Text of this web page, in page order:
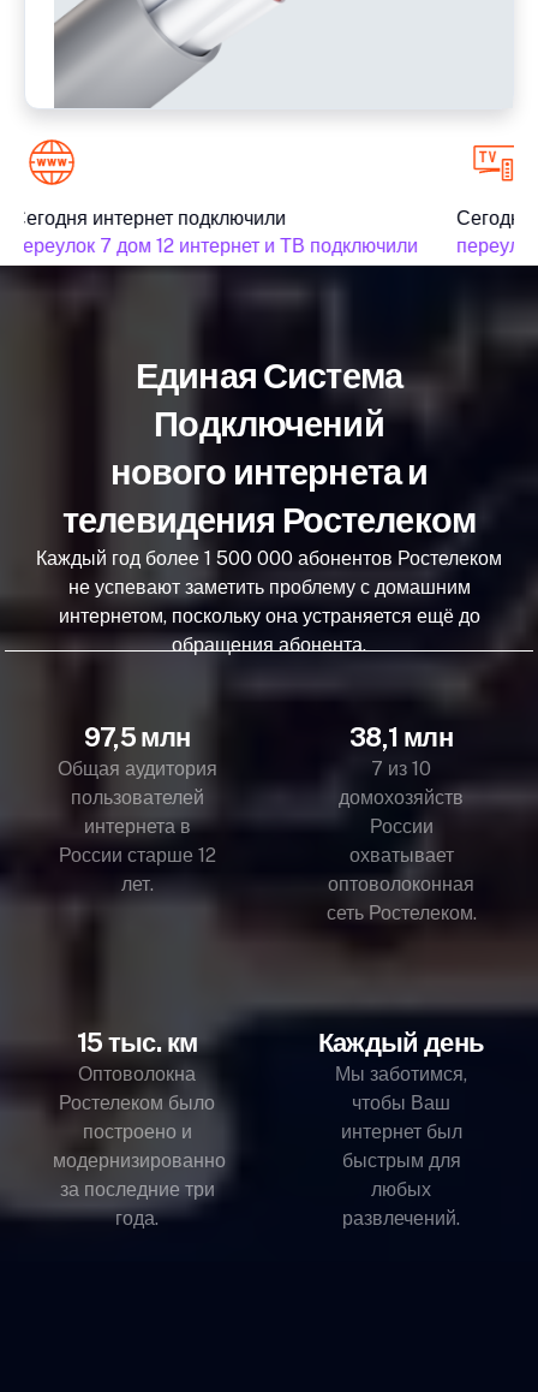
Сегодня интернет подключили
переулок 7 дом 12 интернет и ТВ подключили
Сегодня
Единая Система
Подключений
нового интернета и
телевидения Ростелеком
Каждый год более 1 500 000 абонентов Ростелеком
не успевают заметить проблему с домашним
интернетом, поскольку она устраняется ещё до
обращения абонента.
97,5 млн
Общая аудитория
пользователей
интернета в
России старше 12
лет.
38,1 млн
7 из 10
домохозяйств
России
охватывает
оптоволоконная
сеть Ростелеком.
15 тыс. км
Оптоволокна
Ростелеком было
построено и
модернизированно
за последние три
года.
Каждый день
Мы заботимся,
чтобы Ваш
интернет был
быстрым для
любых
развлечений.